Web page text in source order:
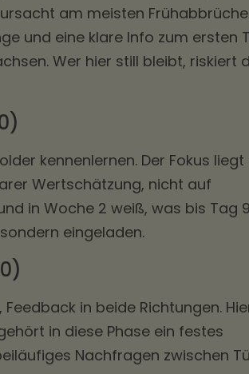
am meisten
und eine klare Info zum ersten
Wer hier still bleibt, riskiert
kennenlernen. Der Fokus liegt
Wertschätzung, nicht auf
in Woche 2 weiß, was bis Tag
eingeladen.
in beide Richtungen.
in diese Phase ein festes
Nachfragen zwischen